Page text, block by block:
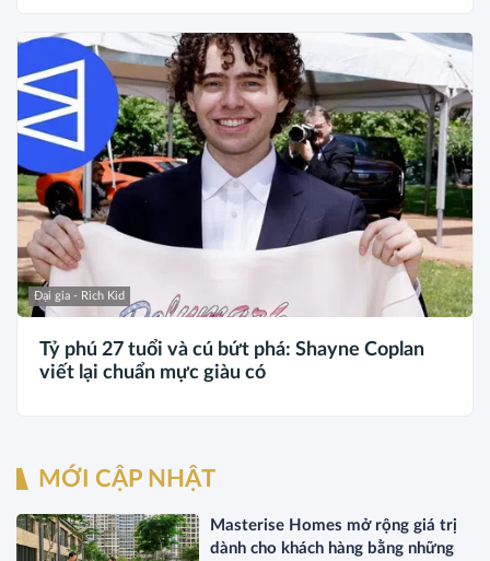
Đại gia - Rich Kid
Tỷ phú 27 tuổi và cú bứt phá: Shayne Coplan
viết lại chuẩn mực giàu có
MỚI CẬP NHẬT
Masterise Homes mở rộng giá trị
dành cho khách hàng bằng những